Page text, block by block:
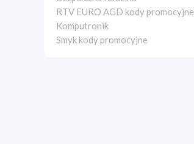
RTV EURO AGD kody promocyjne
Komputronik
Smyk kody promocyjne